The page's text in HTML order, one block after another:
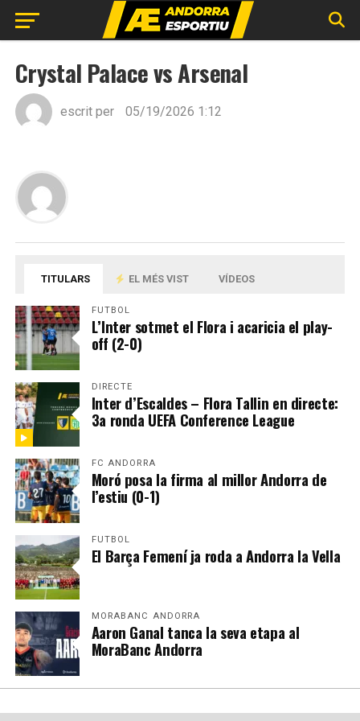
Crystal Palace vs Arsenal
escrit per 05/19/2026 1:12
TITULARS EL MÉS VIST VÍDEOS
FUTBOL
L’Inter sotmet el Flora i acaricia el play-
off (2-0)
DIRECTE
Inter d’Escaldes – Flora Tallin en directe:
3a ronda UEFA Conference League
FC ANDORRA
Moró posa la firma al millor Andorra de
l’estiu (0-1)
FUTBOL
El Barça Femení ja roda a Andorra la Vella
MORABANC ANDORRA
Aaron Ganal tanca la seva etapa al
MoraBanc Andorra